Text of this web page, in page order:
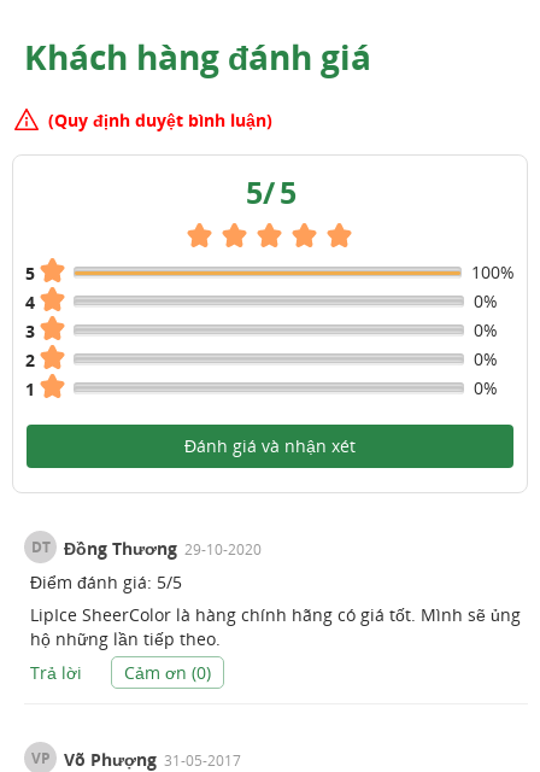
Khách hàng đánh giá
(Quy định duyệt bình luận)
5/5
5
100%
4
0%
3
0%
2
0%
1
0%
Đánh giá và nhận xét
DT Đồng Thương 29-10-2020
Điểm đánh giá: 5/5
LipIce SheerColor là hàng chính hãng có giá tốt. Mình sẽ ủng
hộ những lần tiếp theo.
Trả lời
Cảm ơn (0)
VP Võ Phượng 31-05-2017